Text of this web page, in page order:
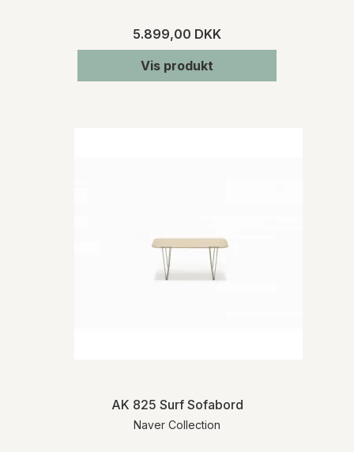
5.899,00 DKK
Vis produkt
AK 825 Surf Sofabord
Naver Collection